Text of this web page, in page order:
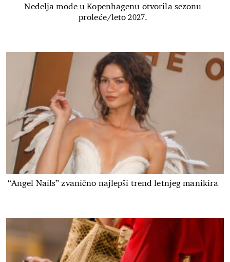
Nedelja mode u Kopenhagenu otvorila sezonu
proleće/leto 2027.
“Angel Nails” zvanično najlepši trend letnjeg manikira